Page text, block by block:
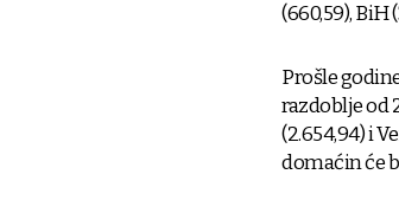
(660,59), BiH
Prošle
razdoblje od
(2.654,94) i
domaćin će